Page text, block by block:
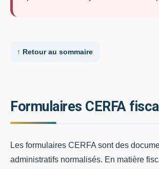
↑ Retour au sommaire
Formulaires CERFA
Les formulaires CERFA sont des
administratifs normalisés. En matière